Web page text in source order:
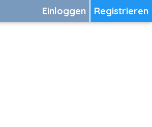
Registrieren
Einloggen